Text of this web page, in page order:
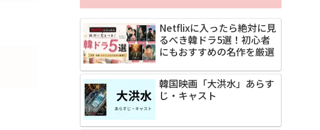
Netflixに入ったら絶対に見
るべき韓ドラ5選！初心者
にもおすすめの名作を厳選
韓国映画「大洪水」あらす
じ・キャスト